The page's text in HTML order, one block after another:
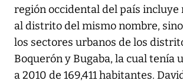
región occidental del país incluye
al distrito del mismo nombre,
los sectores urbanos de los
Boquerón y Bugaba, la cual tenía
a 2010 de 169,411 habitantes.